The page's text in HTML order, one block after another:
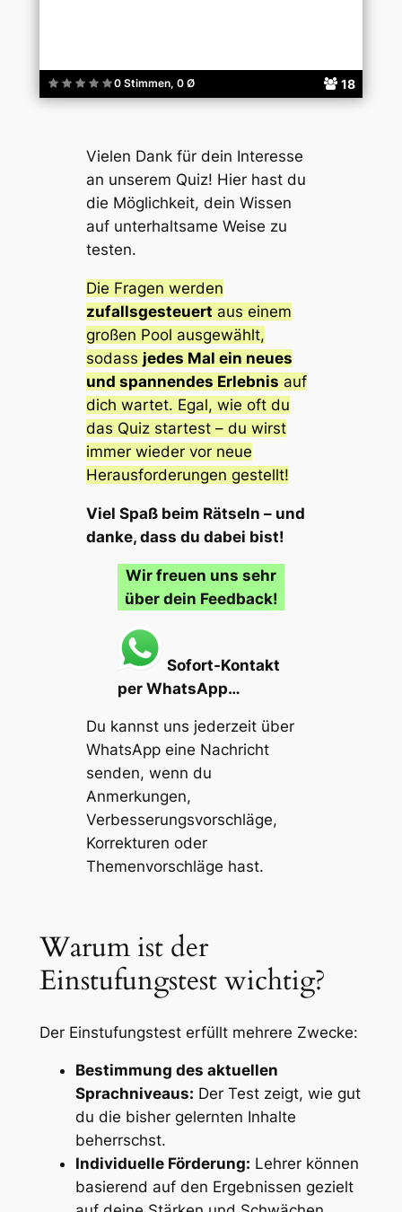
0 Stimmen, 0 Ø 18
Vielen Dank für dein Interesse
an unserem Quiz! Hier hast du
die Möglichkeit, dein Wissen
auf unterhaltsame Weise zu
testen.
Die Fragen werden
zufallsgesteuert aus einem
großen Pool ausgewählt,
sodass jedes Mal ein neues
und spannendes Erlebnis auf
dich wartet. Egal, wie oft du
das Quiz startest – du wirst
immer wieder vor neue
Herausforderungen gestellt!
Viel Spaß beim Rätseln – und
danke, dass du dabei bist!
Wir freuen uns sehr
über dein Feedback!
Sofort-Kontakt
per WhatsApp…
Du kannst uns jederzeit über
WhatsApp eine Nachricht
senden, wenn du
Anmerkungen,
Verbesserungsvorschläge,
Korrekturen oder
Themenvorschläge hast.
Warum ist der
Einstufungstest wichtig?
Der Einstufungstest erfüllt mehrere Zwecke:
Bestimmung des aktuellen
Sprachniveaus: Der Test zeigt, wie gut
du die bisher gelernten Inhalte
beherrschst.
Individuelle Förderung: Lehrer können
basierend auf den Ergebnissen gezielt